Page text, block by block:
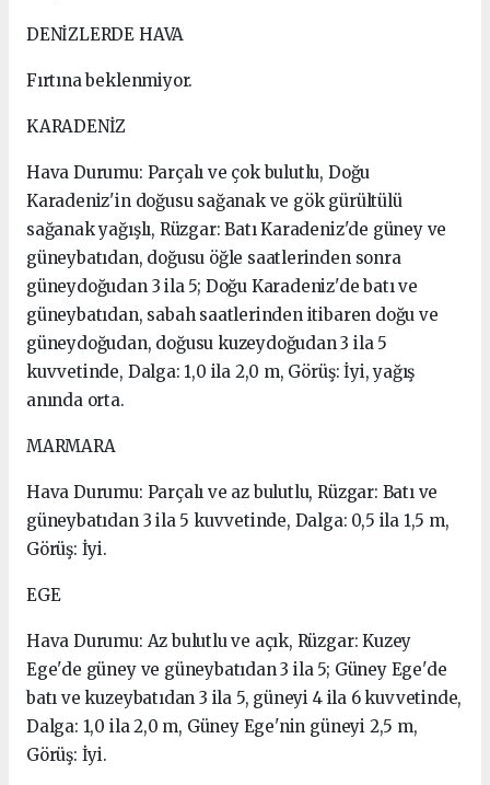
DENİZLERDE HAVA
Fırtına beklenmiyor.
KARADENİZ
Hava Durumu: Parçalı ve çok bulutlu, Doğu
Karadeniz'in doğusu sağanak ve gök gürültülü
sağanak yağışlı, Rüzgar: Batı Karadeniz'de güney ve
güneybatıdan, doğusu öğle saatlerinden sonra
güneydoğudan 3 ila 5; Doğu Karadeniz'de batı ve
güneybatıdan, sabah saatlerinden itibaren doğu ve
güneydoğudan, doğusu kuzeydoğudan 3 ila 5
kuvvetinde, Dalga: 1,0 ila 2,0 m, Görüş: İyi, yağış
anında orta.
MARMARA
Hava Durumu: Parçalı ve az bulutlu, Rüzgar: Batı ve
güneybatıdan 3 ila 5 kuvvetinde, Dalga: 0,5 ila 1,5 m,
Görüş: İyi.
EGE
Hava Durumu: Az bulutlu ve açık, Rüzgar: Kuzey
Ege'de güney ve güneybatıdan 3 ila 5; Güney Ege'de
batı ve kuzeybatıdan 3 ila 5, güneyi 4 ila 6 kuvvetinde,
Dalga: 1,0 ila 2,0 m, Güney Ege'nin güneyi 2,5 m,
Görüş: İyi.